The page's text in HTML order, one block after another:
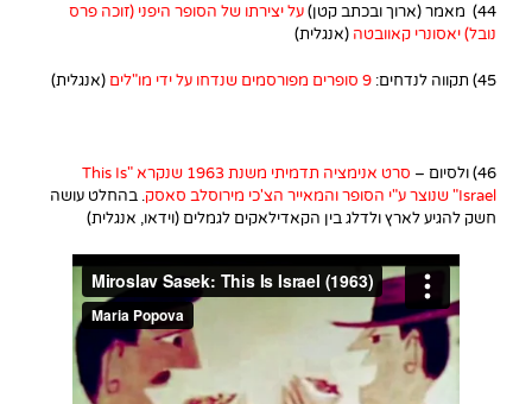
44) מאמר (ארוך ובכתב קטן)
על יצירתו של הסופר היפני (זוכה פרס
נובל) יאסונרי קאוובטה (אנגלית)
45) תקווה לנדחים: 9 סופרים מפורסמים שנדחו על ידי מו"לים (אנגלית)
46) ולסיום –
סרט אנימציה תדמיתי משנת 1963 שנקרא "This Is
Israel" שנוצר ע"י הסופר והמאייר הצ'כי מירוסלב סאסק
. בהחלט עושה
חשק להגיע לארץ ולדלג בין הקאדילאקים לגמלים (וידאו, אנגלית)